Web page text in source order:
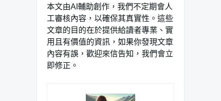
本文由AI輔助創作，我們不定期會人
工審核內容，以確保其真實性。這些
文章的目的在於提供給讀者專業、實
用且有價值的資訊，如果你發現文章
內容有誤，歡迎來信告知，我們會立
即修正。